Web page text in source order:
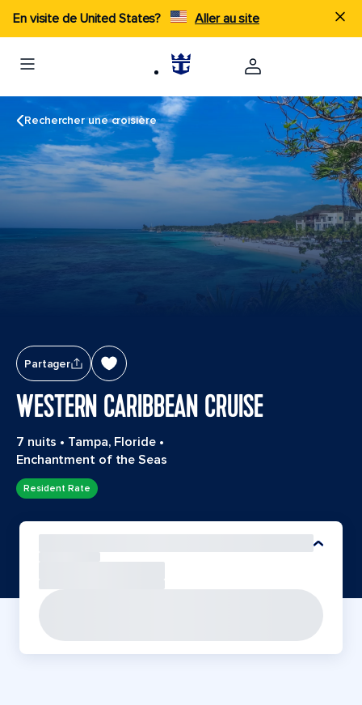
En visite de United States? Aller au site
Rechercher une croisière
Partager
WESTERN CARIBBEAN CRUISE
7 nuits • Tampa, Floride•
Enchantment of the Seas
Resident Rate